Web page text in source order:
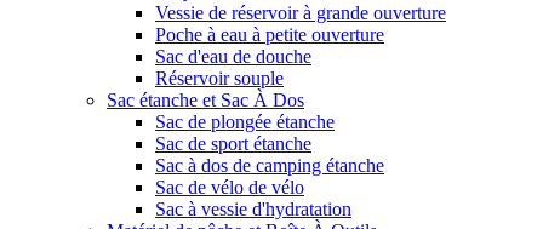
Vessie de réservoir à grande ouverture
Poche à eau à petite ouverture
Sac d'eau de douche
Réservoir souple
Sac étanche et Sac À Dos
Sac de plongée étanche
Sac de sport étanche
Sac à dos de camping étanche
Sac de vélo de vélo
Sac à vessie d'hydratation